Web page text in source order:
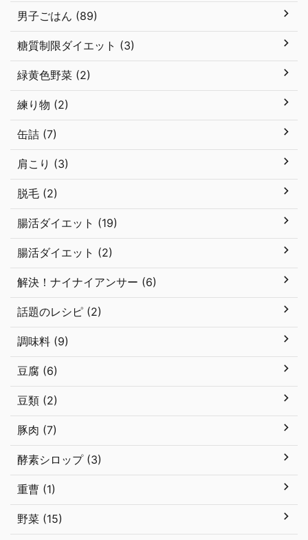
男子ごはん (89)
糖質制限ダイエット (3)
緑黄色野菜 (2)
練り物 (2)
缶詰 (7)
肩こり (3)
脱毛 (2)
腸活ダイエット (19)
腸活ダイエット (2)
解決！ナイナイアンサー (6)
話題のレシピ (2)
調味料 (9)
豆腐 (6)
豆類 (2)
豚肉 (7)
酵素シロップ (3)
重曹 (1)
野菜 (15)